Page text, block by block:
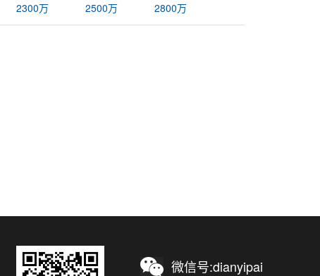
2300万 2500万 2800万
微信号:dianyipai